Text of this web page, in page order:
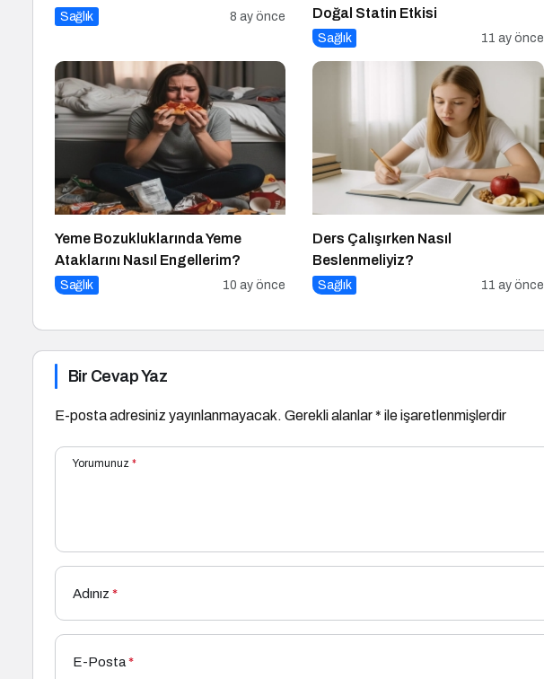
Sağlık 8 ay önce
Doğal Statin Etkisi
Sağlık 11 ay önce
Yeme Bozukluklarında Yeme
Ataklarını Nasıl Engellerim?
Sağlık 10 ay önce
Ders Çalışırken Nasıl
Beslenmeliyiz?
Sağlık 11 ay önce
Bir Cevap Yaz
E-posta adresiniz yayınlanmayacak. Gerekli alanlar* ile işaretlenmişlerdir
Yorumunuz *
Adınız *
E-Posta*